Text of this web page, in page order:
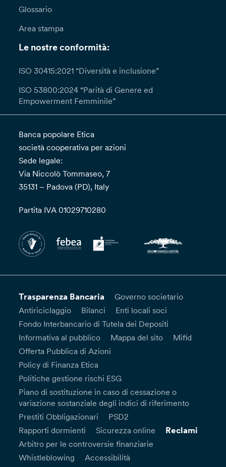
Glossario
Area stampa
Le nostre conformità:
ISO 30415:2021 “Diversità e inclusione”
ISO 53800:2024 “Parità di Genere ed
Empowerment Femminile”
Banca popolare Etica
società cooperativa per azioni
Sede legale:
Via Niccolò Tommaseo, 7
35131 – Padova (PD), Italy
Partita IVA 01029710280
Trasparenza Bancaria
Governo societario
Antiriciclaggio
Bilanci
Enti locali soci
Fondo Interbancario di Tutela dei Depositi
Informativa al pubblico
Mappa del sito
Mifid
Offerta Pubblica di Azioni
Policy di Finanza Etica
Politiche gestione rischi ESG
Piano di sostituzione in caso di cessazione o
variazione sostanziale degli indici di riferimento
Prestiti Obbligazionari
PSD2
Rapporti dormienti
Sicurezza online Reclami
Arbitro per le controversie finanziarie
Whistleblowing
Accessibilità